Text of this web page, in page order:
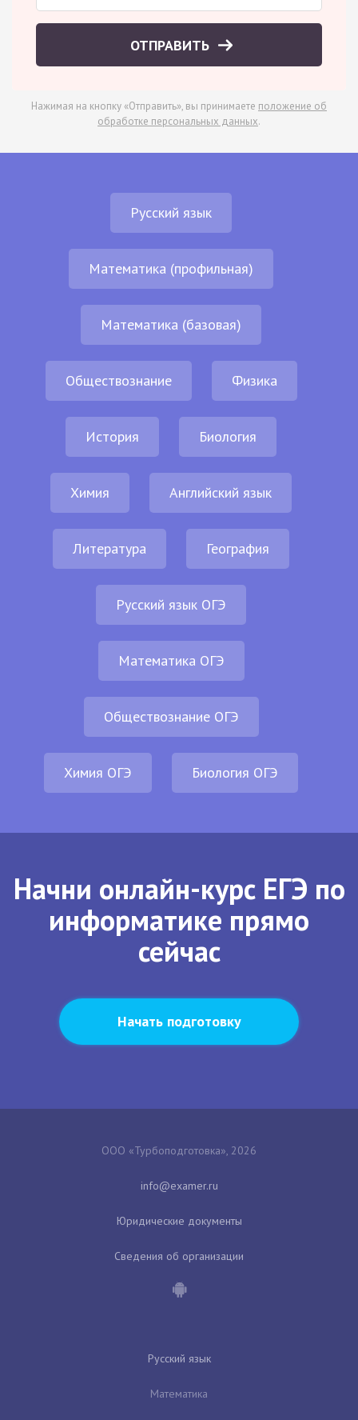
ОТПРАВИТЬ
Нажимая на кнопку «Отправить», вы принимаете положение об
обработке персональных данных.
Русский язык
Математика (профильная)
Математика (базовая)
Обществознание Физика
История Биология
Химия Английский язык
Литература География
Русский язык ОГЭ
Математика ОГЭ
Обществознание ОГЭ
Химия ОГЭ Биология ОГЭ
Начни онлайн-курс ЕГЭ по
информатике прямо
сейчас
Начать подготовку
ООО «Турбоподготовка», 2026
Юридические документы
Сведения об организации
Русский язык
Математика